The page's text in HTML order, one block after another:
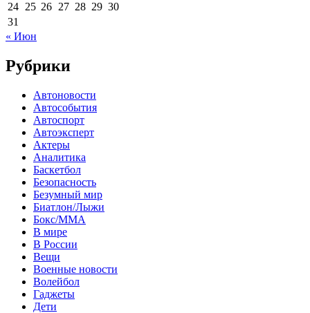
24 25 26 27 28 29 30
31
« Июн
Рубрики
Автоновости
Автособытия
Автоспорт
Автоэксперт
Актеры
Аналитика
Баскетбол
Безопасность
Безумный мир
Биатлон/Лыжи
Бокс/MMA
В мире
В России
Вещи
Военные новости
Волейбол
Гаджеты
Дети